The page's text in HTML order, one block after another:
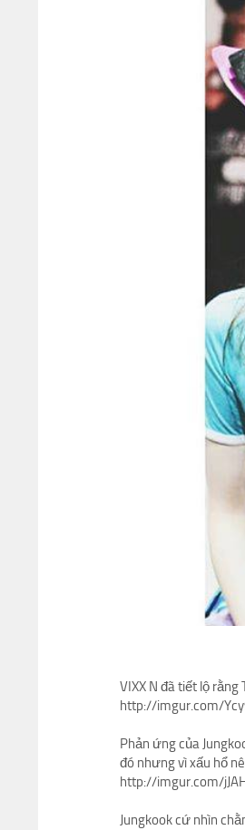
VIXX N đã tiết lộ
http://imgur.com/
Phản ứng của
đó nhưng vì xấu hổ
http://imgur.com/
Jungkook cứ nhìn